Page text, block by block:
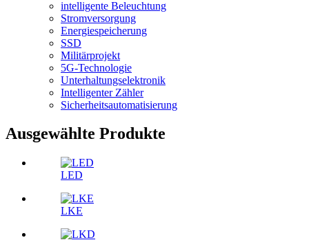
intelligente Beleuchtung
Stromversorgung
Energiespeicherung
SSD
Militärprojekt
5G-Technologie
Unterhaltungselektronik
Intelligenter Zähler
Sicherheitsautomatisierung
Ausgewählte Produkte
LED
LKE